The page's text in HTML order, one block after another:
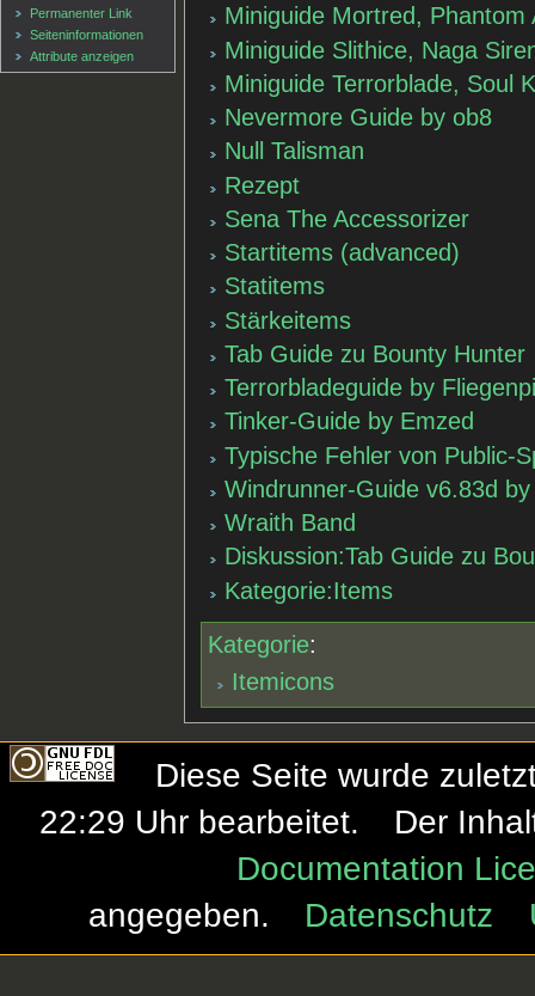
Miniguide Mortred, Phantom
Miniguide Slithice, Naga
Miniguide Terrorblade, Soul
Nevermore Guide by ob8
Null Talisman
Rezept
Sena The Accessorizer
Startitems (advanced)
Statitems
Stärkeitems
Tab Guide zu Bounty Hunter
Terrorbladeguide by
Tinker-Guide by Emzed
Typische Fehler von Public-
Windrunner-Guide v6.83d
Wraith Band
Diskussion:Tab Guide zu
Kategorie:Items
Kategorie:
Itemicons
Permanenter Link
Seiten­informationen
Attribute anzeigen
Diese Seite wurde
22:29 Uhr bearbeitet.
Der
Documentation
angegeben.
Datenschutz